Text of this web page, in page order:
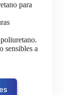
para
sensibles a